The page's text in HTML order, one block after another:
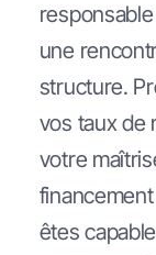
une
structure.
vos taux de
votre
êtes